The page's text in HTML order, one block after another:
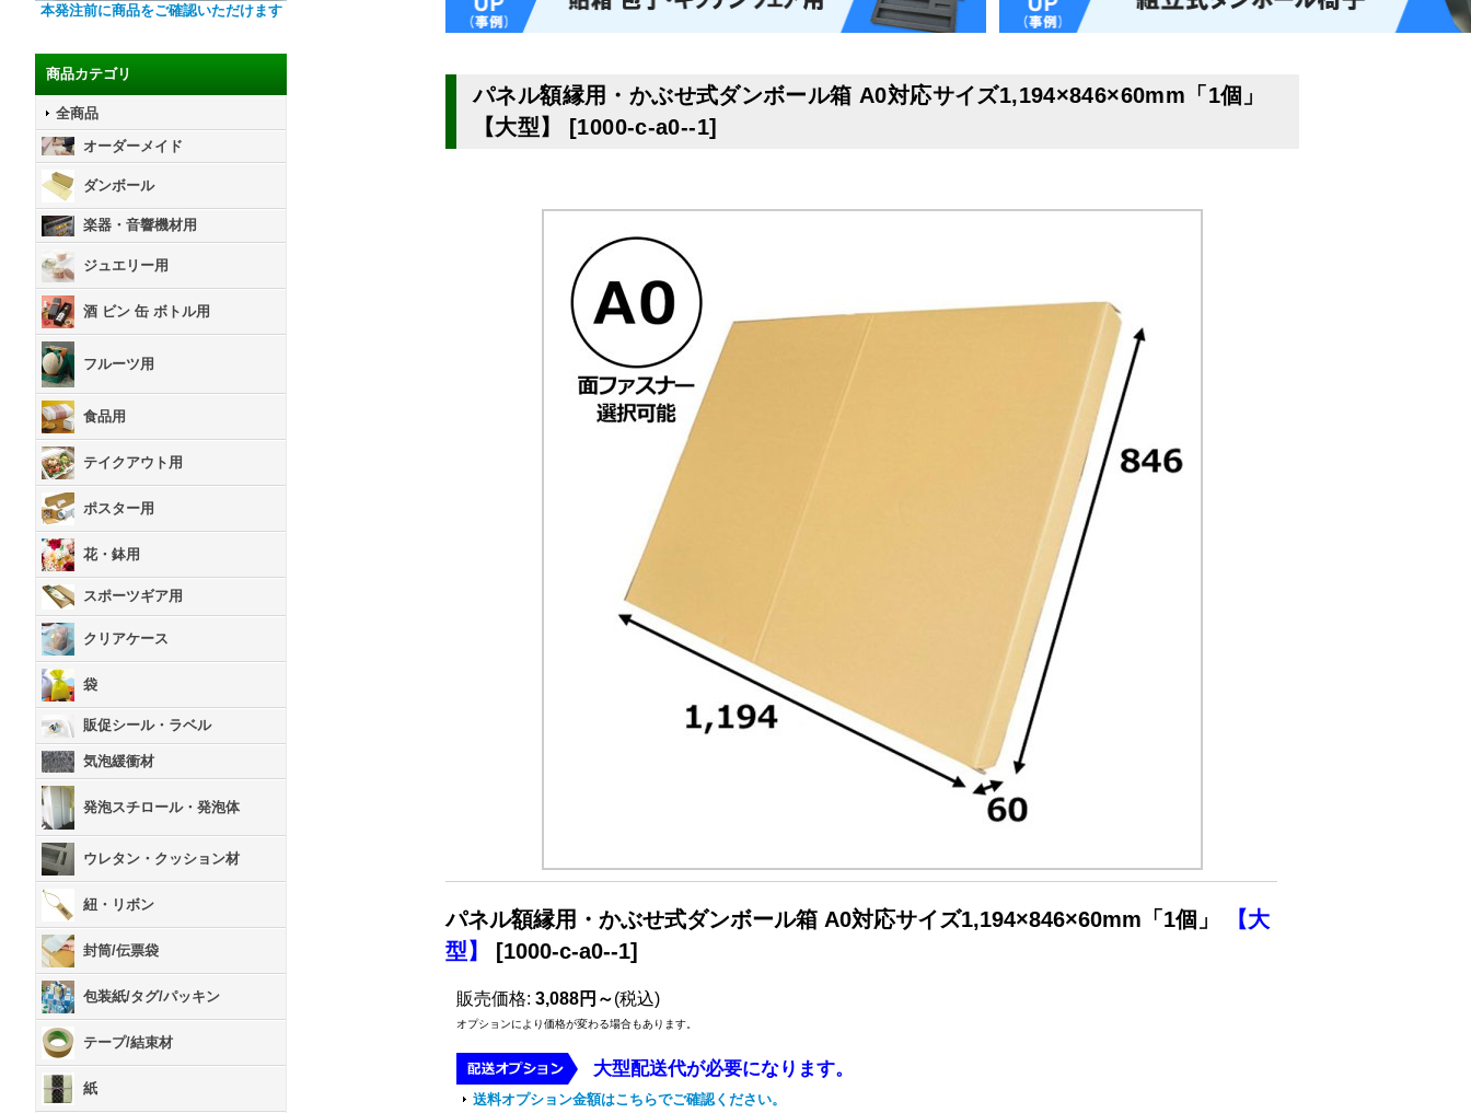
本発注前に商品をご確認いただけます
商品カテゴリ
全商品
オーダーメイド
ダンボール
楽器・音響機材用
ジュエリー用
酒 ビン 缶 ボトル用
フルーツ用
食品用
テイクアウト用
ポスター用
花・鉢用
スポーツギア用
クリアケース
袋
販促シール・ラベル
気泡緩衝材
発泡スチロール・発泡体
ウレタン・クッション材
紐・リボン
封筒/伝票袋
包装紙/タグ/パッキン
テープ/結束材
紙
パネル額縁用・かぶせ式ダンボール箱 A0対応サイズ1,194×846×60mm「1個」
【大型】
[1000-c-a0--1]
パネル額縁用・かぶせ式ダンボール箱 A0対応サイズ1,194×846×60mm「1個」
【大
型】
[1000-c-a0--1]
販売価格: 3,088円～(税込)
オプションにより価格が変わる場合もあります。
大型配送代が必要になります。
送料オプション金額はこちらでご確認ください。